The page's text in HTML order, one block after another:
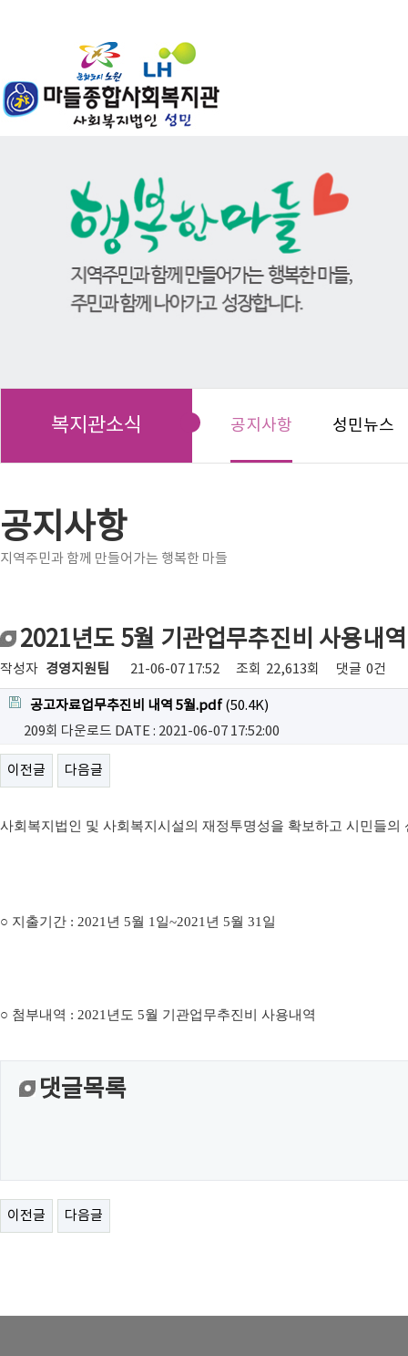
복지관소식 공지사항 성민뉴스
공지사항
지역주민과 함께 만들어가는 행복한 마들
2021년도 5월 기관업무추진비 사용내
작성자 경영지원팀 21-06-07 17:52 조회 22,613회 댓글 0건
공고자료업무추진비 내역 5월.pdf (50.4K)
209회 다운로드 DATE : 2021-06-07 17:52:00
이전글 다음글
사회복지법인 및 사회복지시설의 재정투명성을 확보하고 시민들
○ 지출기간 : 2021년 5월 1일~2021년 5월 31일
○ 첨부내역 : 2021년도 5월 기관업무추진비 사용내역
댓글목록
이전글 다음글